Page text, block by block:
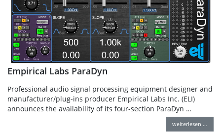
Empirical Labs ParaDyn
Professional audio signal processing equipment designer and
manufacturer/plug-ins producer Empirical Labs Inc. (ELI)
announces the availability of its four-section ParaDyn …
weiterlesen …